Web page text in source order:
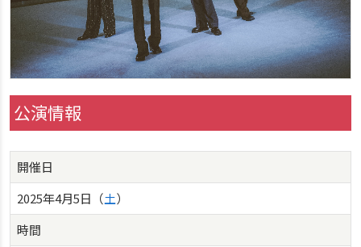
公演情報
開催日
2025年4月5日（土）
時間